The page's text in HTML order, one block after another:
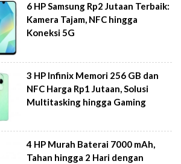
6 HP Samsung Rp2 Jutaan Terbaik:
Kamera Tajam, NFC hingga
Koneksi 5G
3 HP Infinix Memori 256 GB dan
NFC Harga Rp1 Jutaan, Solusi
Multitasking hingga Gaming
4 HP Murah Baterai 7000 mAh,
Tahan hingga 2 Hari dengan